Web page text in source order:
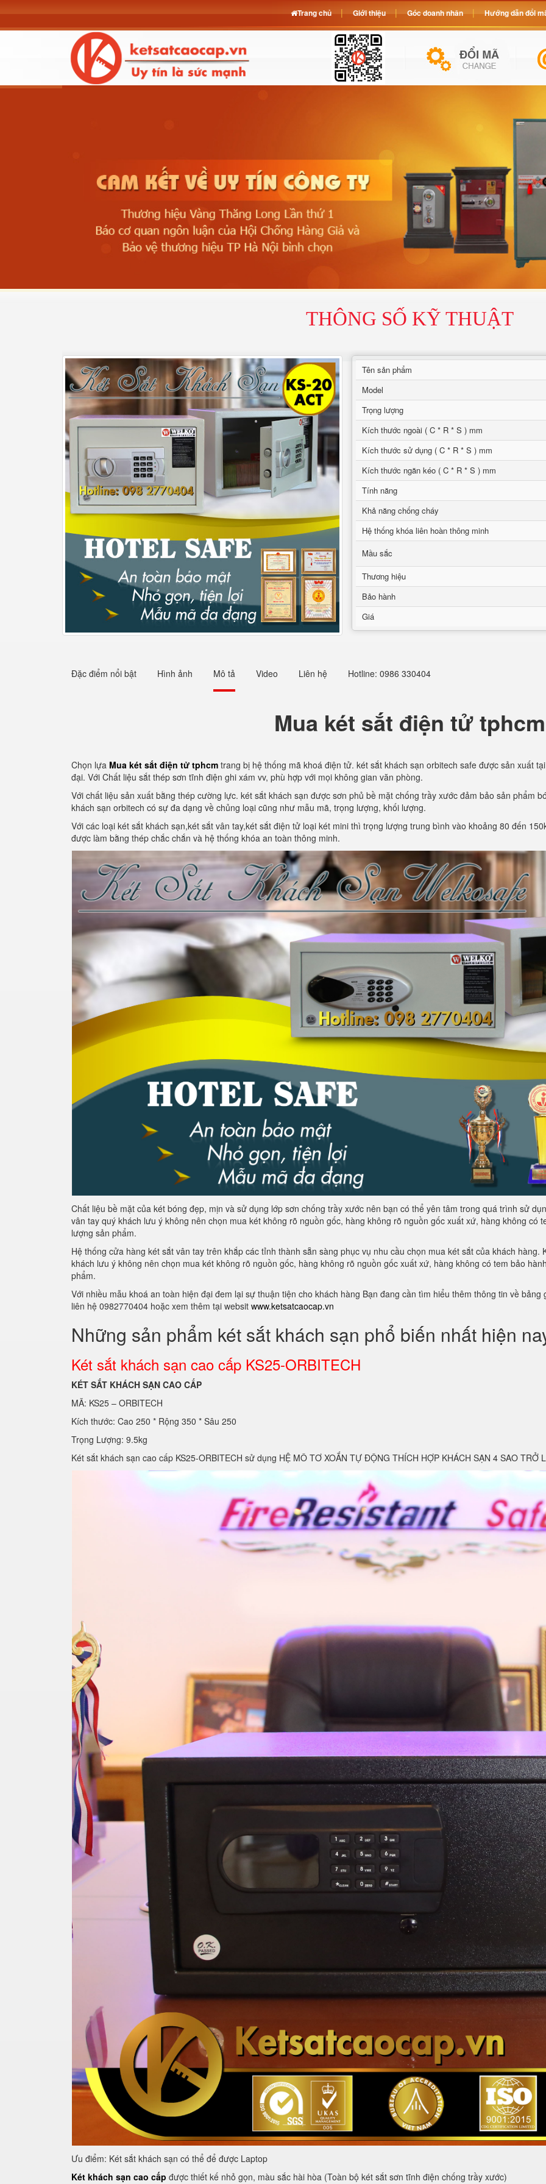
THÔNG SỐ KỸ THUẬT
Tên sản phẩm
Model
Trọng lượng
Kích thước ngoài ( C * R * S ) mm
Kích thước sử dụng ( C * R * S ) mm
Kích thước ngăn kéo ( C * R * S ) mm
Tính năng
Khả năng chống cháy
Hệ thống khóa liên hoàn thông minh
Mầu sắc
Thương hiệu
Bảo hành
Giá
Đặc điểm nổi bật Hình ảnh Mô tả Video Liên hệ Hotline: 0986 330404
Mua két sắt điện tử tphcm
Chọn lựa Mua két sắt điện tử tphcm trang bị hệ thống mã khoá điện tử. két sắt khách sạn orbitech safe được sản xuất
đại. Với Chất liệu sắt thép sơn tĩnh điện ghi xám vv, phù hợp với mọi không gian văn phòng.
Với chất liệu sản xuất bằng thép cường lực. két sắt khách sạn được sơn phủ bề mặt chống trầy xước đảm bảo sản phẩm
khách sạn orbitech có sự đa dạng về chủng loại cũng như mẫu mã, trọng lượng, khối lượng.
Với các loại két sắt khách sạn,két sắt vân tay,két sắt điện tử loại két mini thì trọng lượng trung bình vào khoảng 80 đến
được làm bằng thép chắc chắn và hệ thống khóa an toàn thông minh.
Chất liệu bề mặt của két bóng đẹp, mịn và sử dụng lớp sơn chống trầy xước nên bạn có thể yên tâm trong quá trình sử
vân tay quý khách lưu ý không nên chọn mua két không rõ nguồn gốc, hàng không rõ nguồn gốc xuất xứ, hàng không có
lượng sản phẩm.
Hệ thống cửa hàng két sắt vân tay trên khắp các tỉnh thành sẵn sàng phục vụ nhu cầu chọn mua két sắt của khách
khách lưu ý không nên chọn mua két không rõ nguồn gốc, hàng không rõ nguồn gốc xuất xứ, hàng không có tem bảo
phẩm.
Với nhiều mẫu khoá an toàn hiện đại đem lại sự thuận tiện cho khách hàng Bạn đang cần tìm hiểu thêm thông tin về
liên hệ 0982770404 hoặc xem thêm tại websit www.ketsatcaocap.vn
Những sản phẩm két sắt khách sạn phổ biến nhất hiện
Két sắt khách sạn cao cấp KS25-ORBITECH
KÉT SẮT KHÁCH SẠN CAO CẤP
MÃ: KS25 – ORBITECH
Kích thước: Cao 250 * Rộng 350 * Sâu 250
Trọng Lượng: 9.5kg
Két sắt khách sạn cao cấp KS25-ORBITECH sử dụng HỆ MÔ TƠ XOẮN TỰ ĐỘNG THÍCH HỢP KHÁCH SẠN 4 SAO TRỞ
Ưu điểm: Két sắt khách sạn có thể để được Laptop
Két khách sạn cao cấp được thiết kế nhỏ gọn, màu sắc hài hòa (Toàn bộ két sắt sơn tĩnh điện chống trầy xước)
Trang chủ Giới thiệu Góc doanh nhân Hướng dẫn đổi